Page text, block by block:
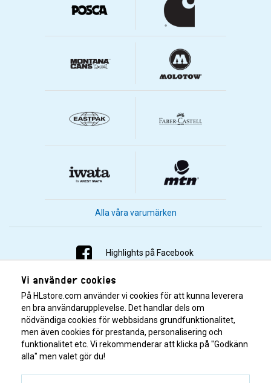
Alla våra varumärken
Highlights på Facebook
Highlights på Instagram
Highlights på Youtube
Highlights på Tiktok
Vi använder cookies
På HLstore.com använder vi cookies för att kunna leverera
en bra användarupplevelse. Det handlar dels om
nödvändiga cookies för webbsidans grundfunktionalitet,
men även cookies för prestanda, personalisering och
funktionalitet etc. Vi rekommenderar att klicka på "Godkänn
alla" men valet gör du!